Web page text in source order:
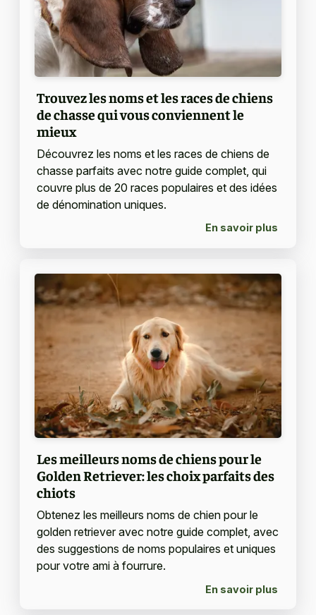
Trouvez les noms et les races de chiens
de chasse qui vous conviennent le
mieux
Découvrez les noms et les races de chiens de
chasse parfaits avec notre guide complet, qui
couvre plus de 20 races populaires et des idées
de dénomination uniques.
En savoir plus
Les meilleurs noms de chiens pour le
Golden Retriever: les choix parfaits des
chiots
Obtenez les meilleurs noms de chien pour le
golden retriever avec notre guide complet, avec
des suggestions de noms populaires et uniques
pour votre ami à fourrure.
En savoir plus